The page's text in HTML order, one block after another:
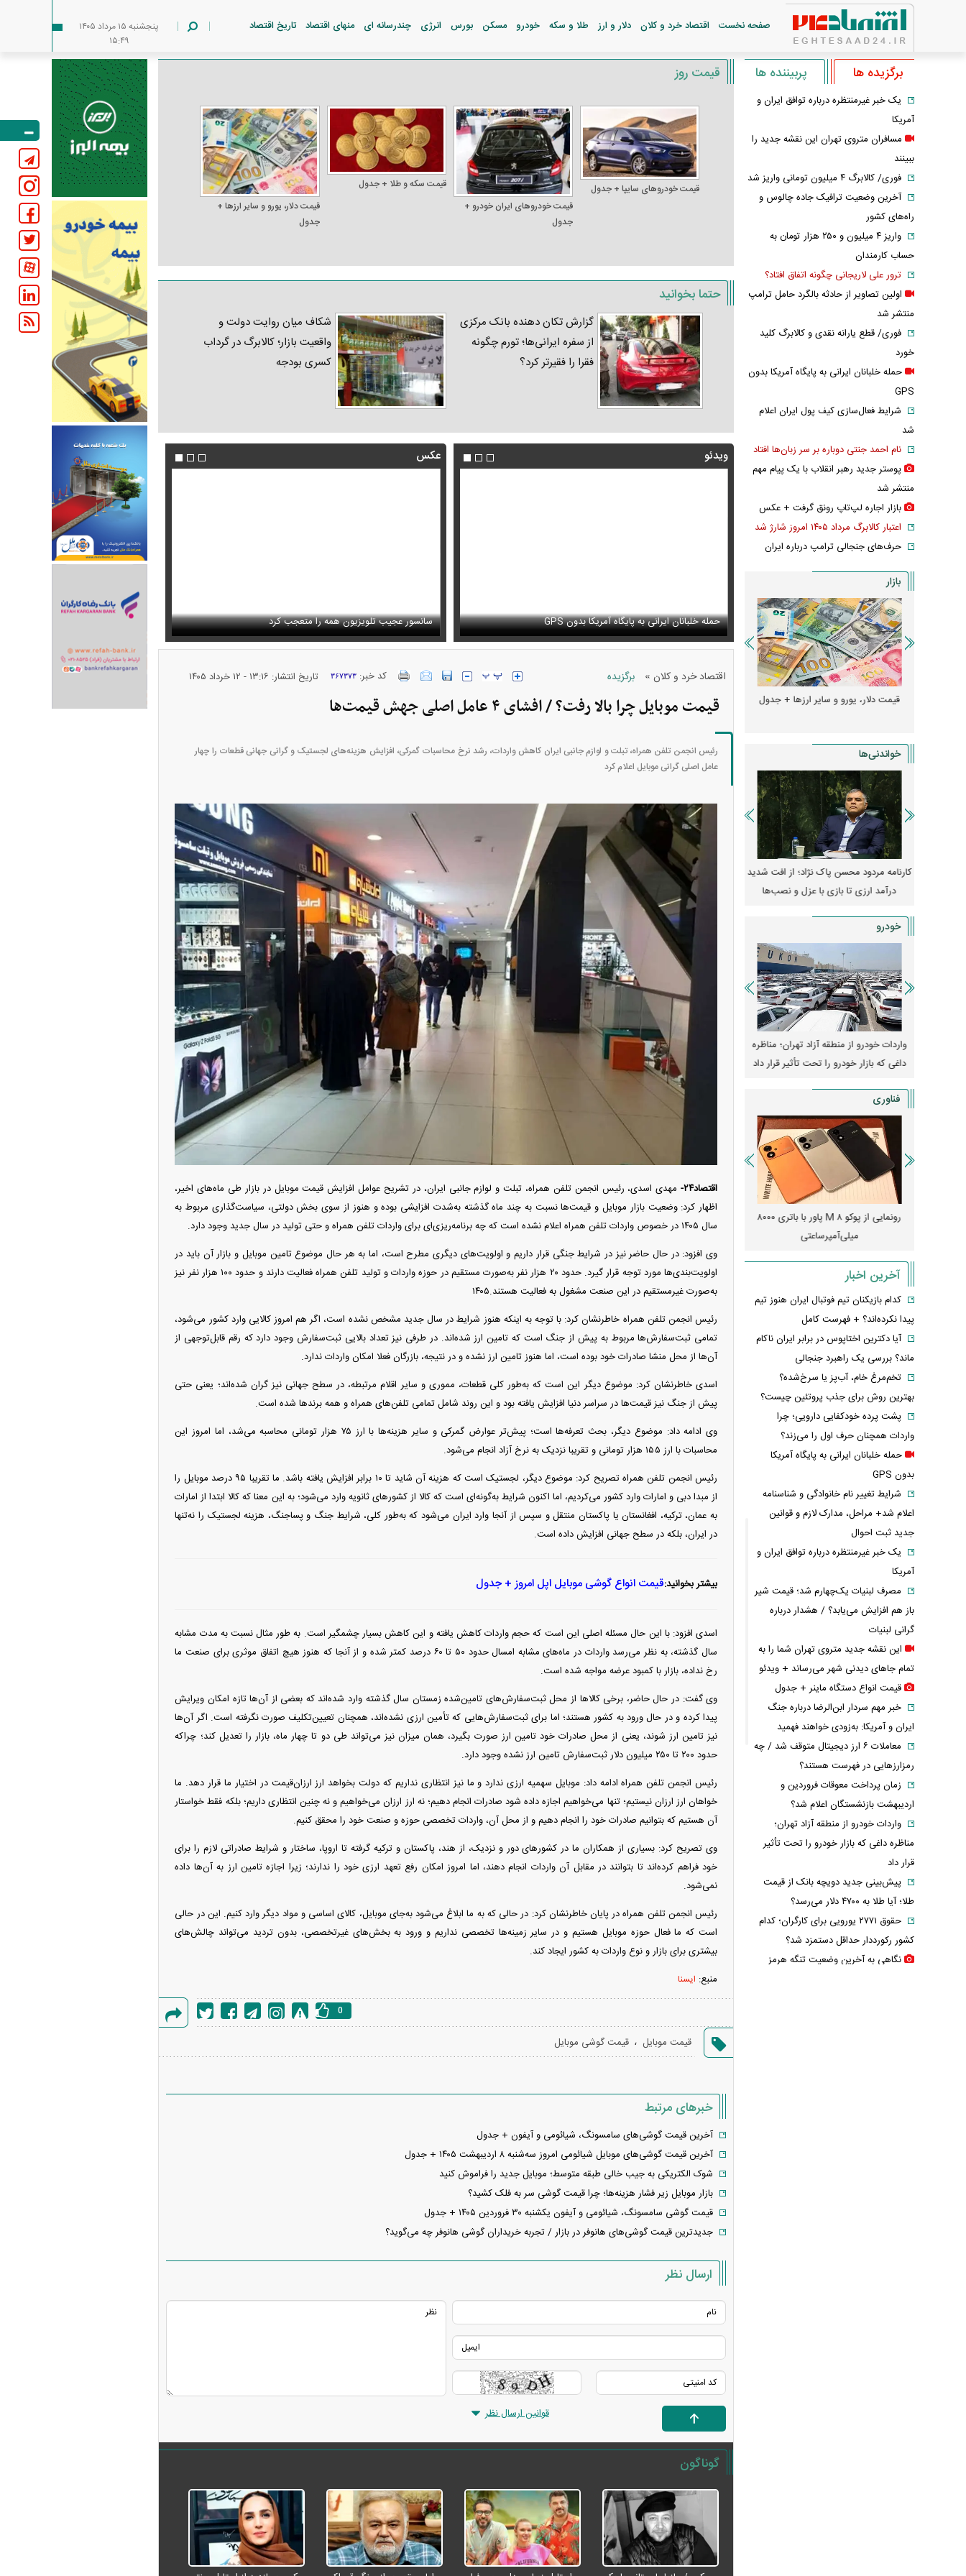
صفحه نخست اقتصاد خرد و کلان دلار و ارز طلا و سکه خودرو مسکن بورس انرژی چندرسانه ای منهای اقتصاد تاریخ اقتصاد
پنجشنبه ۱۵ مرداد ۱۴۰۵
۱۵:۴۹
قیمت روز
قیمت خودرو‌های سایپا + جدول
قیمت خودرو‌های ایران خودرو +
جدول
قیمت سکه و طلا + جدول
قیمت دلار، یورو و سایر ارز‌ها +
جدول
حتما بخوانید
گزارش تکان‌ دهنده بانک مرکزی
از سفره ایرانی‌ها؛ تورم چگونه
فقرا را فقیرتر کرد؟
شکاف میان روایت دولت و
واقعیت بازار؛ کالابرگ در گرداب
کسری بودجه
ویدئو
| سید محمد خاتمی چگونه عمامه می‌بندد؟ حمله خلبانان ایرانی به پایگاه آمریکا بدون GPS
می‌رساند + ویدئو
عکس
جدید صابر ابر در فضای مجازی پربازدید شد عکس تاریخی ثریا اسفندیاری در کاخ گلستان ۷۵ سال پیش سانسور عجیب تلویزیون همه را متعجب کرد استایل جدید صابر ابر در فضای مجازی
اقتصاد خرد و کلان » برگزیده کد خبر:۳۶۷۳۷۳ تاریخ انتشار: ۱۳:۱۶ - ۱۲ خرداد ۱۴۰۵
قیمت موبایل چرا بالا رفت؟ / افشای ۴ عامل اصلی جهش قیمت‌ها
رئیس انجمن تلفن همراه، تبلت و لوازم جانبی ایران کاهش واردات، رشد نرخ محاسبات گمرکی، افزایش هزینه‌های لجستیک و گرانی جهانی قطعات را چهار
عامل اصلی گرانی موبایل اعلام کرد
اقتصاد۲۴-
مهدی اسدی، رئیس انجمن تلفن همراه، تبلت و لوازم جانبی ایران، در تشریح عوامل افزایش قیمت موبایل در بازار طی ماه‌های اخیر،
اظهار کرد: وضعیت بازار موبایل و قیمت‌ها نسبت به چند ماه گذشته به‌شدت افزایشی بوده و هنوز از سوی بخش دولتی، سیاست‌گذاری مربوط به
سال ۱۴۰۵ در خصوص واردات تلفن همراه اعلام نشده است که چه برنامه‌ریزی‌ای برای واردات تلفن همراه و حتی تولید در سال جدید وجود دارد.
وی افزود: در حال حاضر نیز در شرایط جنگی قرار داریم و اولویت‌های دیگری مطرح است، اما به هر حال موضوع تامین موبایل و بازار آن باید در
اولویت‌بندی‌ها مورد توجه قرار گیرد. حدود ۲۰ هزار نفر به‌صورت مستقیم در حوزه واردات و تولید تلفن همراه فعالیت دارند و حدود ۱۰۰ هزار نفر نیز
به‌صورت غیرمستقیم در این صنعت مشغول به فعالیت هستند.۱۴۰۵
رئیس انجمن تلفن همراه خاطرنشان کرد: با توجه به اینکه هنوز شرایط در سال جدید مشخص نشده است، اگر هم امروز کالایی وارد کشور می‌شود،
تمامی ثبت‌سفارش‌ها مربوط به پیش از جنگ است که تامین ارز شده‌اند. در طرفی نیز تعداد بالایی ثبت‌سفارش وجود دارد که رقم قابل‌توجهی از
آن‌ها از محل منشا صادرات خود بوده است، اما هنوز تامین ارز نشده و در نتیجه، بازرگان فعلا امکان واردات ندارد.
اسدی خاطرنشان کرد: موضوع دیگر این است که به‌طور کلی قطعات، مموری و سایر اقلام مرتبطه، در سطح جهانی نیز گران شده‌اند؛ یعنی حتی
پیش از جنگ نیز قیمت‌ها در سراسر دنیا افزایش یافته بود و این روند شامل تمامی تلفن‌های همراه و همه برندها شده است.
وی ادامه داد: موضوع دیگر، بحث تعرفه‌ها است؛ پیش‌تر عوارض گمرکی و سایر هزینه‌ها با ارز ۷۵ هزار تومانی محاسبه می‌شد، اما امروز این
محاسبات با ارز ۱۵۵ هزار تومانی و تقریبا نزدیک به نرخ آزاد انجام می‌شود.
رئیس انجمن تلفن همراه تصریح کرد: موضوع دیگر، لجستیک است که هزینه آن شاید تا ۱۰ برابر افزایش یافته باشد. ما تقریبا ۹۵ درصد موبایل را
از مبدا دبی و امارات وارد کشور می‌کردیم، اما اکنون شرایط به‌گونه‌ای است که کالا از کشورهای ثانویه وارد می‌شود؛ به این معنا که کالا ابتدا از امارات
به عمان، ترکیه، افغانستان یا پاکستان منتقل و سپس از آنجا وارد ایران می‌شود که به‌طور کلی، شرایط جنگ و پساجنگ، هزینه لجستیک را نه‌تنها
در ایران، بلکه در سطح جهانی افزایش داده است.
بیشتر بخوانید:قیمت انواع گوشی موبایل اپل امروز + جدول
اسدی افزود: با این حال مسئله اصلی این است که حجم واردات کاهش یافته و این کاهش بسیار چشمگیر است. به طور مثال نسبت به مدت مشابه
سال گذشته، به نظر می‌رسد واردات در ماه‌های مشابه امسال حدود ۵۰ تا ۶۰ درصد کمتر شده و از آنجا که هنوز هیچ اتفاق موثری برای صنعت ما
رخ نداده، بازار با کمبود عرضه مواجه شده است.
وی گفت: در حال حاضر، برخی کالاها از محل ثبت‌سفارش‌های تامین‌شده‌ زمستان سال گذشته وارد شده‌اند که بعضی از آن‌ها تازه امکان ویرایش
پیدا کرده‌ و در حال ورود به کشور هستند؛ اما برای ثبت‌سفارش‌هایی که تأمین ارزی نشده‌اند، همچنان تعیین‌تکلیف صورت نگرفته است. اگر آن‌ها
نیز تامین ارز شوند، یعنی از محل صادرات خود تامین ارز صورت بگیرد، همان میزان نیز می‌تواند طی دو تا چهار ماه، بازار را تعدیل کند؛ چراکه
حدود ۲۰۰ تا ۲۵۰ میلیون دلار ثبت‌سفارش تامین ارز نشده وجود دارد.
رئیس انجمن تلفن همراه ادامه داد: موبایل سهمیه ارزی ندارد و ما نیز انتظاری نداریم که دولت بخواهد ارز ارزان‌قیمت در اختیار ما قرار دهد. ما
خواهان ارز ارزان نیستیم؛ تنها می‌خواهیم اجازه داده شود صادرات انجام دهیم؛ نه ارز ارزان می‌خواهیم و نه چنین انتظاری داریم؛ بلکه فقط خواستار
آن هستیم که بتوانیم صادرات خود را انجام دهیم و از محل آن، واردات تخصصی حوزه و صنعت خود را محقق کنیم.
وی تصریح کرد: بسیاری از همکاران ما در کشورهای دور و نزدیک، از هند، پاکستان و ترکیه گرفته تا اروپا، ساختار و شرایط صادراتی لازم را برای
خود فراهم کرده‌اند تا بتوانند در مقابل آن واردات انجام دهند، اما امروز امکان رفع تعهد ارزی خود را ندارند؛ زیرا اجازه تامین ارز به آن‌ها داده
نمی‌شود.
رئیس انجمن تلفن همراه در پایان خاطرنشان کرد: در حالی که به ما ابلاغ می‌شود به‌جای موبایل، کالای اساسی و مواد دیگر وارد کنیم. این در حالی
است که ما فعال حوزه موبایل هستیم و در سایر زمینه‌ها تخصصی نداریم و ورود به بخش‌های غیرتخصصی، بدون تردید می‌تواند چالش‌های
بیشتری برای بازار و نوع واردات به کشور ایجاد کند.
منبع: ایسنا
گزارش
0
قیمت موبایل ، قیمت گوشی موبایل
خبرهای مرتبط
آخرین قیمت گوشی‌های سامسونگ، شیائومی و آیفون + جدول
آخرین قیمت گوشی‌های موبایل شیائومی امروز سه‌شنبه ۸ اردیبهشت ۱۴۰۵ + جدول
شوک الکتریکی به جیب خالی طبقه متوسط؛ موبایل جدید را فراموش کنید
بازار موبایل زیر فشار هزینه‌ها؛ چرا قیمت گوشی سر به فلک کشید؟
قیمت گوشی سامسونگ، شیائومی و آیفون یکشنبه ۳۰ فروردین ۱۴۰۵ + جدول
جدیدترین قیمت گوشی‌های هانوفر در بازار / تجربه خریداران گوشی هانوفر چه می‌گوید؟
ارسال نظر
قوانین ارسال نظر
گوناگون
برگزیده ها پربیننده ها
یک خبر غیرمنتظره درباره توافق ایران و
آمریکا
مسافران متروی تهران این نقشه جدید را
ببینند
فوری/ کالابرگ ۴ میلیون تومانی واریز شد
آخرین وضعیت ترافیک جاده چالوس و
راه‌های کشور
واریز ۴ میلیون و ۲۵۰ هزار تومان به
حساب کارمندان
ترور علی لاریجانی چگونه اتفاق افتاد؟
اولین تصاویر از حادثه بالگرد حامل ترامپ
منتشر شد
فوری/ قطع یارانه نقدی و کالابرگ کلید
خورد
حمله خلبانان ایرانی به پایگاه آمریکا بدون
GPS
شرایط فعال‌سازی کیف پول ایران اعلام
شد
نام احمد جنتی دوباره بر سر زبان‌ها افتاد
پوستر جدید رهبر انقلاب با یک پیام مهم
منتشر شد
بازار اجاره لپ‌تاپ رونق گرفت + عکس
اعتبار کالابرگ مرداد ۱۴۰۵ امروز شارژ شد
حرف‌های جنجالی ترامپ درباره ایران
بازار
قیمت دلار، یورو و سایر ارز‌ها + جدول قیمت خودرو‌های ایران خودرو + جدول قیمت خودرو‌های ایران خودرو + جدول قیمت سکه و طلا + جدول
خواندنی‌ها
کارنامه مردود محسن پاک‌ نژاد؛ از افت شدید
درآمد ارزی تا بازی با عزل و نصب‌ها
پیش‌بینی بورس امروز دوشنبه ۱۲ مرداد ماه
خودرو
واردات خودرو از منطقه آزاد تهران؛ مناظره
داغی که بازار خودرو را تحت تأثیر قرار داد
قیمت خودرو وارد فاز جدید شد/ اولین
واکنش بازار به تحولات سیاسی + جدول
فناوری
رونمایی از پوکو M ۸ پاور با باتری ۸۰۰۰
میلی‌آمپرساعتی
چین از بمب افکن H-۶N با موشک هسته‌ای
رونمایی کرد
آخرین اخبار
کدام بازیکنان تیم فوتبال ایران هنوز تیم
پیدا نکرده‌اند؟ + فهرست کامل
آیا دکترین اختاپوس در برابر ایران ناکام
ماند؟ بررسی یک راهبرد جنجالی
تخم‌مرغ خام، آب‌پز یا سرخ‌شده؟
بهترین روش برای جذب پروتئین چیست؟
پشت پرده خودکفایی دارویی؛ چرا
واردات همچنان حرف اول را می‌زند؟
حمله خلبانان ایرانی به پایگاه آمریکا
بدون GPS
شرایط تغییر نام خانوادگی و شناسنامه
اعلام شد+ مراحل، مدارک لازم و قوانین
جدید ثبت احوال
یک خبر غیرمنتظره درباره توافق ایران و
آمریکا
مصرف لبنیات یک‌چهارم شد؛ قیمت شیر
باز هم افزایش می‌یابد؟ / هشدار درباره
گرانی لبنیات
این نقشه جدید متروی تهران شما را به
تمام جاهای دیدنی شهر می‌رساند + ویدئو
قیمت انواع دستگاه ماینر + جدول
خبر مهم سردار ابن‌الرضا درباره جنگ
ایران و آمریکا: به‌زودی خواهند فهمید
معاملات ۶ ارز دیجیتال متوقف شد / چه
رمزارزهایی در فهرست هستند؟
زمان پرداخت معوقات فروردین و
اردیبهشت بازنشستگان اعلام شد؟
واردات خودرو از منطقه آزاد تهران؛
مناظره داغی که بازار خودرو را تحت تأثیر
قرار داد
پیش‌بینی جدید دویچه‌ بانک از قیمت
طلا؛ آیا طلا به ۴۷۰۰ دلار می‌رسد؟
حقوق ۲۷۷۱ یورویی برای کارگران؛ کدام
کشور رکورددار حداقل دستمزد شد؟
نگاهی به آخرین وضعیت تنگه هرمز